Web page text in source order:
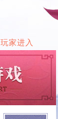
家进入